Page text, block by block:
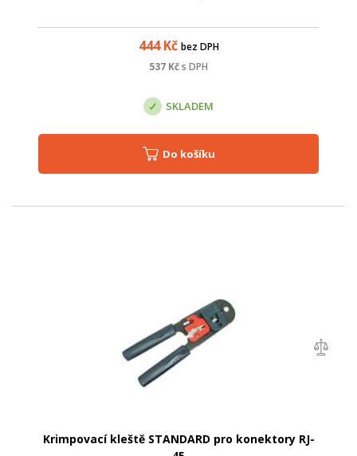
444Kč bez DPH
537 Kčs DPH
SKLADEM
Do košíku
Krimpovací kleště STANDARD pro konektory RJ-